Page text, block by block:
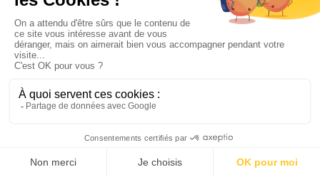
papiers ainsi que des albums photos à des tarifs
préférentiels directement depuis votre galerie photo
privée.
Trouvez rapidement un
vos proches ou
collaborateurs même si
vous n'avezpas le temps